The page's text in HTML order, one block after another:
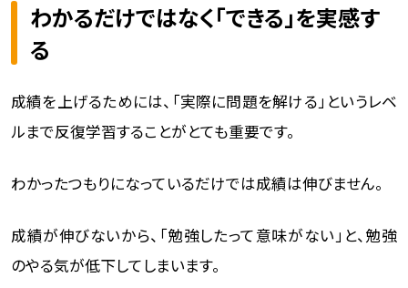
わかるだけではなく「できる」を実感す
る
成績を上げるためには、「実際に問題を解ける」というレベ
ルまで反復学習することがとても重要です。
わかったつもりになっているだけでは成績は伸びません。
成績が伸びないから、「勉強したって意味がない」と、勉強
のやる気が低下してしまいます。